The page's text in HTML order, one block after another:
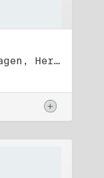
Titel: Verschiedene Unterlagen, Herbst 1989 bis Herbst 1990